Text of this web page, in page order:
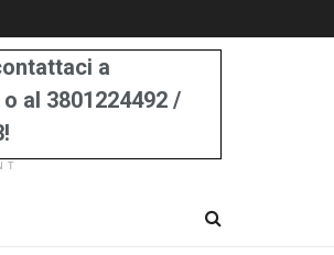
a
al 3801224492 /